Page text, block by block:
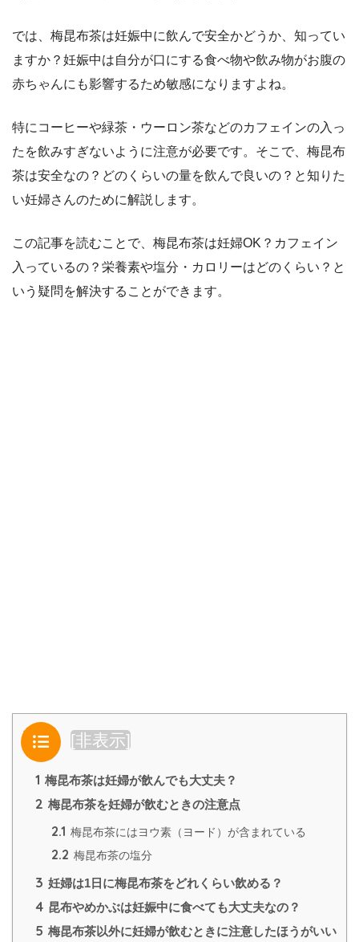
では、梅昆布茶は妊娠中に飲んで安全かどうか、知ってい
ますか？妊娠中は自分が口にする食べ物や飲み物がお腹の
赤ちゃんにも影響するため敏感になりますよね。
特にコーヒーや緑茶・ウーロン茶などのカフェインの入っ
たを飲みすぎないように注意が必要です。そこで、梅昆布
茶は安全なの？どのくらいの量を飲んで良いの？と知りた
い妊婦さんのために解説します。
この記事を読むことで、梅昆布茶は妊婦OK？カフェイン
入っているの？栄養素や塩分・カロリーはどのくらい？と
いう疑問を解決することができます。
目次 [非表示]
1 梅昆布茶は妊婦が飲んでも大丈夫？
2 梅昆布茶を妊婦が飲むときの注意点
2.1 梅昆布茶にはヨウ素（ヨード）が含まれている
2.2 梅昆布茶の塩分
3 妊婦は1日に梅昆布茶をどれくらい飲める？
4 昆布やめかぶは妊娠中に食べても大丈夫なの？
5 梅昆布茶以外に妊婦が飲むときに注意したほうがいい